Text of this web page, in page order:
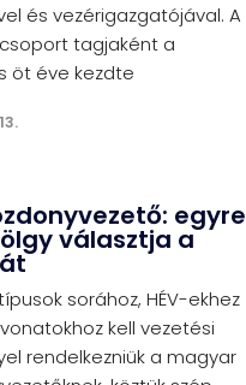
és vezérigazgatójával. A
tagjaként a
öt éve kezdte
egyre
választja a
sorához, HÉV-ekhez
kell vezetési
rendelkezniük a magyar